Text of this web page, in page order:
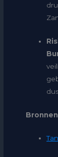
Bronnen